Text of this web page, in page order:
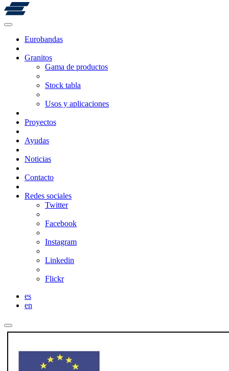
Eurobandas
Granitos
Gama de productos
Stock tabla
Usos y aplicaciones
Proyectos
Ayudas
Noticias
Contacto
Redes sociales
Twitter
Facebook
Instagram
Linkedin
Flickr
es
en